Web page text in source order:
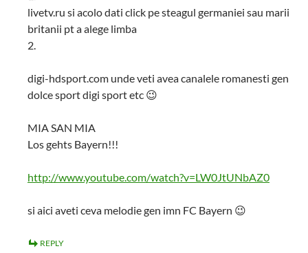
livetv.ru si acolo dati click pe steagul germaniei sau marii
britanii pt a alege limba
2.
digi-hdsport.com unde veti avea canalele romanesti gen
dolce sport digi sport etc 😉
MIA SAN MIA
Los gehts Bayern!!!
http://www.youtube.com/watch?v=LW0JtUNbAZ0
si aici aveti ceva melodie gen imn FC Bayern 😉
REPLY